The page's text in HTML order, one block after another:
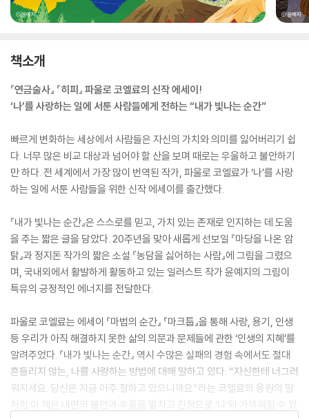
책소개
『연금술사』 『히피』 파울로 코엘료의 신작 에세이!
‘나’를 사랑하는 일에 서툰 사람들에게 전하는 “내가 빛나는 순간”
빠르게 변화하는 세상에서 사람들은 자신의 가치와 의미를 잃어버리기 쉽
다. 너무 많은 비교 대상과 넘어야 할 산을 보며 때로는 우울하고 불안하기
만 하다. 전 세계에서 가장 많이 번역된 작가, 파울로 코엘료가 ‘나’를 사랑
하는 일에 서툰 사람들을 위한 신작 에세이를 출간했다.
『내가 빛나는 순간』은 스스로를 믿고, 가치 있는 존재로 인지하는 데 도움
을 주는 짧은 글을 담았다. 20주년을 맞아 새롭게 선보일 『마당을 나온 암
탉』과 정지돈 작가의 짧은 소설 『농담을 싫어하는 사람』에 그림을 그렸으
며, 국내외에서 활발하게 활동하고 있는 일러스트 작가 윤예지의 그림이
특유의 긍정적인 에너지를 전달한다.
파울로 코엘료는 에세이 『마법의 순간』 『마크툽』을 통해 사랑, 용기, 인생
등 우리가 아직 해결하지 못한 삶의 의문과 문제들에 관한 ‘인생의 지혜’를
알려주었다. 『내가 빛나는 순간』 역시 수많은 실패의 경험 속에서도 절대
흔들리지 않는, 나를 사랑하는 방법에 대해 말하고 있다. “자신한테 너그러
워지세요. 당신은 지금 아주 잘하고 있으니까요”라는 코엘료의 응원의 말
처럼 이 책은 내면의 불안과 우울을 떨치고 진정으로 ‘나’와 가까워질 수 있